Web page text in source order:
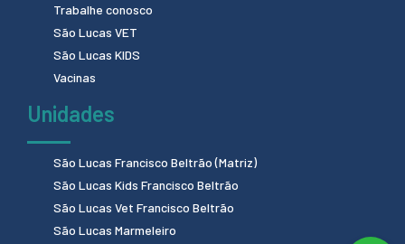
Trabalhe conosco
São Lucas VET
São Lucas KIDS
Vacinas
Unidades
São Lucas Francisco Beltrão (Matriz)
São Lucas Kids Francisco Beltrão
São Lucas Vet Francisco Beltrão
São Lucas Marmeleiro